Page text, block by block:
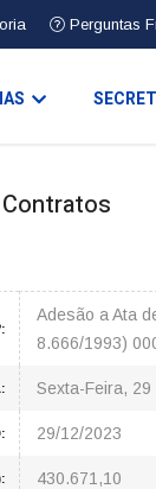
Perguntas
Adesão a Ata
8.666/1993)
Sexta-Feira,
29/12/2023
430.671,10